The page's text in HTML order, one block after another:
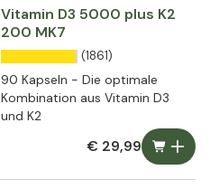
Vitamin D3 5000 plus K2
200 MK7
(1861)
90 Kapseln - Die optimale
Kombination aus Vitamin D3
und K2
€ 29,99